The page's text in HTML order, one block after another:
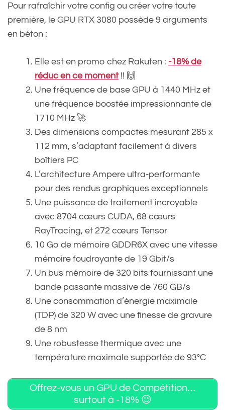
Pour rafraîchir votre config ou créer votre toute
première, le GPU RTX 3080 possède 9 arguments
en béton :
Elle est en promo chez Rakuten : -18% de
réduc en ce moment!! 🙌
Une fréquence de base GPU à 1440 MHz et
une fréquence boostée impressionnante de
1710 MHz 🚀
Des dimensions compactes mesurant 285 x
112 mm, s’adaptant facilement à divers
boîtiers PC
L’architecture Ampere ultra-performante
pour des rendus graphiques exceptionnels
Une puissance de traitement incroyable
avec 8704 cœurs CUDA, 68 cœurs
RayTracing, et 272 cœurs Tensor
10 Go de mémoire GDDR6X avec une vitesse
mémoire foudroyante de 19 Gbit/s
Un bus mémoire de 320 bits fournissant une
bande passante massive de 760 GB/s
Une consommation d’énergie maximale
(TDP) de 320 W avec une finesse de gravure
de 8 nm
Une robustesse thermique avec une
température maximale supportée de 93°C
Offrez-vous un GPU de Compétition…
surtout à -18% 😉